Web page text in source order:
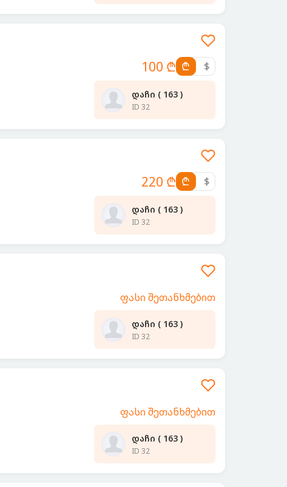
100 ₾ ₾ $
დაჩი ( 163 )
ID 32
220 ₾ ₾ $
დაჩი ( 163 )
ID 32
ფასი შეთანხმებით
დაჩი ( 163 )
ID 32
ფასი შეთანხმებით
დაჩი ( 163 )
ID 32